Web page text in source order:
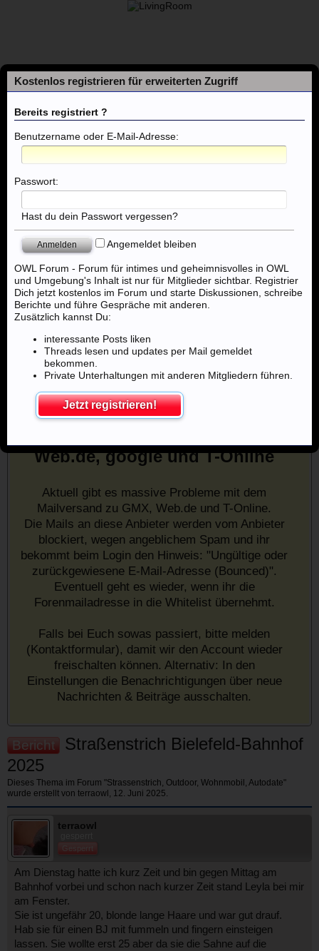
Foren ... Strassenstrich, Outdoor, Wohnmobil, Autodate
Web.de, google und T-Online
Aktuell gibt es massive Probleme mit dem
Mailversand zu GMX, Web.de und T-Online.
Die Mails an diese Anbieter werden vom Anbieter
blockiert, wegen angeblichem Spam und ihr
bekommt beim Login den Hinweis: "Ungültige oder
zurückgewiesene E-Mail-Adresse (Bounced)".
Eventuell geht es wieder, wenn ihr die
Forenmailadresse in die Whitelist übernehmt.
Falls bei Euch sowas passiert, bitte melden
(Kontaktformular), damit wir den Account wieder
freischalten können. Alternativ: In den
Einstellungen die Benachrichtigungen über neue
Nachrichten & Beiträge ausschalten.
Bericht
Straßenstrich Bielefeld-Bahnhof
2025
Dieses Thema im Forum "Strassenstrich, Outdoor, Wohnmobil, Autodate"
wurde erstellt von terraowl , 12. Juni 2025.
terraowl
Gesperrt
Am Dienstag hatte ich kurz Zeit und bin gegen Mittag am
Bahnhof vorbei und schon nach kurzer Zeit stand Leyla bei mir
am Fenster.
Sie ist ungefähr 20, blonde lange Haare und war gut drauf.
Hab sie für einen BJ mit fummeln und fingern einsteigen
lassen. Sie wollte erst 25 aber da sie die Sahne auf die
Foren
Themen mit aktuellen Beiträgen
Kostenlos registrieren für erweiterten Zugriff
Bereits registriert ?
Benutzername oder E-Mail-Adresse:
Passwort:
Hast du dein Passwort vergessen?
Angemeldet bleiben
OWL Forum - Forum für intimes und geheimnisvolles in OWL
und Umgebung's Inhalt ist nur für Mitglieder sichtbar. Registrier
Dich jetzt kostenlos im Forum und starte Diskussionen, schreibe
Berichte und führe Gespräche mit anderen.
Zusätzlich kannst Du:
interessante Posts liken
Threads lesen und updates per Mail gemeldet
bekommen.
Private Unterhaltungen mit anderen Mitgliedern führen.
Jetzt registrieren!